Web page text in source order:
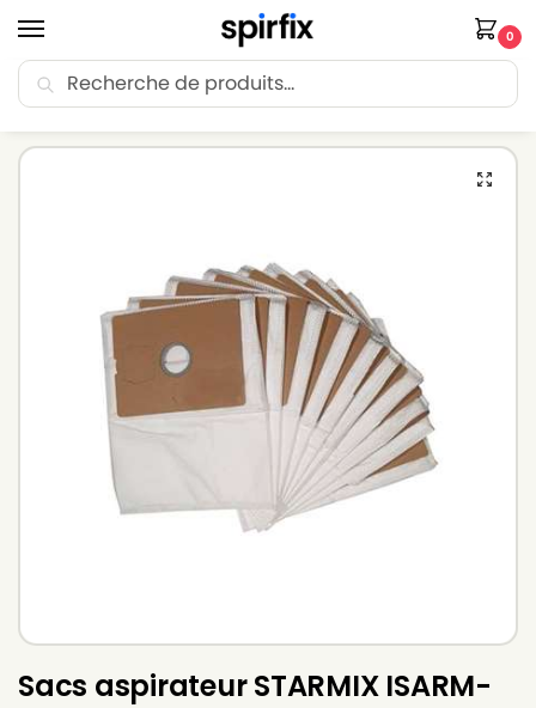
0
🚚 Livraison Point Relais offerte dès 30€ d’achat.
Sacs aspirateur STARMIX ISARM-